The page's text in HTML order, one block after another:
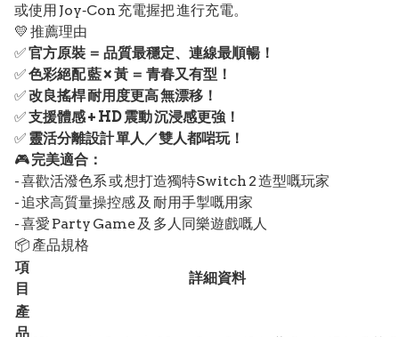
或使用 Joy‑Con 充電握把 進行充電。
💛 推薦理由
✅官方原裝 ＝ 品質最穩定、連線最順暢！
✅色彩絕配 藍 × 黃 ＝ 青春又有型！
✅改良搖桿 耐用度更高 無漂移！
✅支援體感 + HD 震動 沉浸感更強！
✅ 靈活分離設計 單人／雙人都啱玩！
🎮完美適合：
- 喜歡活潑色系 或 想打造獨特Switch 2 造型嘅玩家
- 追求高質量操控感 及 耐用手掣嘅用家
- 喜愛 Party Game 及 多人同樂遊戲嘅人
📦 產品規格
項
目
詳細資料
產
品